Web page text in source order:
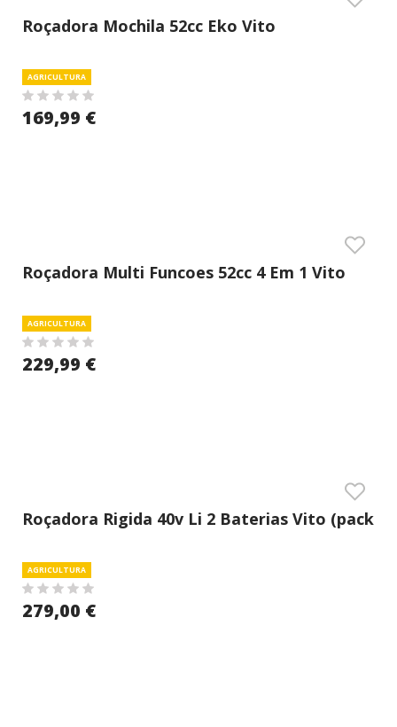
Roçadora Mochila 52cc Eko Vito
AGRICULTURA
169,99 €
Roçadora Multi Funcoes 52cc 4 Em 1 Vito
AGRICULTURA
229,99 €
Roçadora Rigida 40v Li 2 Baterias Vito (pack
AGRICULTURA
279,00 €